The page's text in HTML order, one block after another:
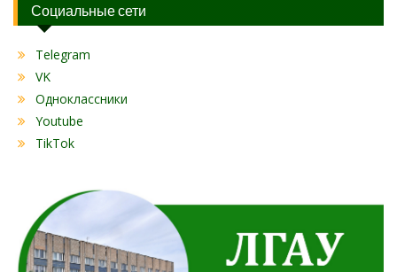
Социальные сети
Telegram
VK
Одноклассники
Youtube
TikTok